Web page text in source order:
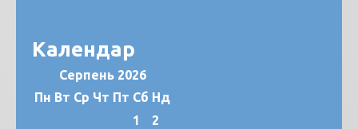
Календар
Серпень 2026
Пн Вт Ср Чт Пт Сб Нд
1
2